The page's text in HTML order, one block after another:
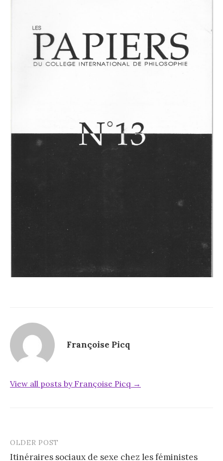
Françoise Picq
View all posts by Françoise Picq →
Post
OLDER POST
Itinéraires sociaux de sexe chez les féministes